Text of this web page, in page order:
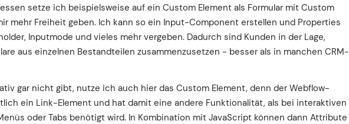
setze ich beispielsweise auf ein Custom Element als Formular mit Custom
mehr Freiheit geben. Ich kann so ein Input-Component erstellen und Properties
Inputmode und vieles mehr vergeben. Dadurch sind Kunden in der Lage,
aus einzelnen Bestandteilen zusammenzusetzen - besser als in manchen CRM-
gar nicht gibt, nutze ich auch hier das Custom Element, denn der Webflow-
ein Link-Element und hat damit eine andere Funktionalität, als bei interaktiven
oder Tabs benötigt wird. In Kombination mit JavaScript können dann Attribute